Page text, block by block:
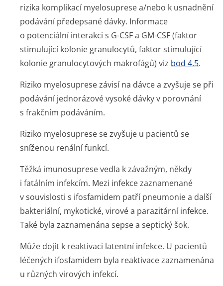
rizika komplikací myelosuprese a/nebo k usnadnění
podávání předepsané dávky. Informace
o potenciální interakci s G-CSF a GM-CSF (faktor
stimulující kolonie granulocytů, faktor stimulující
kolonie granulocytových makrofágů) viz bod 4.5.
Riziko myelosuprese závisí na dávce a zvyšuje se při
podávání jednorázové vysoké dávky v porovnání
s frakčním podáváním.
Riziko myelosuprese se zvyšuje u pacientů se
sníženou renální funkcí.
Těžká imunosuprese vedla k závažným, někdy
i fatálním infekcím. Mezi infekce zaznamenané
v souvislosti s ifosfamidem patří pneumonie a další
bakteriální, mykotické, virové a parazitární infekce.
Také byla zaznamenána sepse a septický šok.
Může dojít k reaktivaci latentní infekce. U pacientů
léčených ifosfamidem byla reaktivace zaznamenána
u různých virových infekcí.